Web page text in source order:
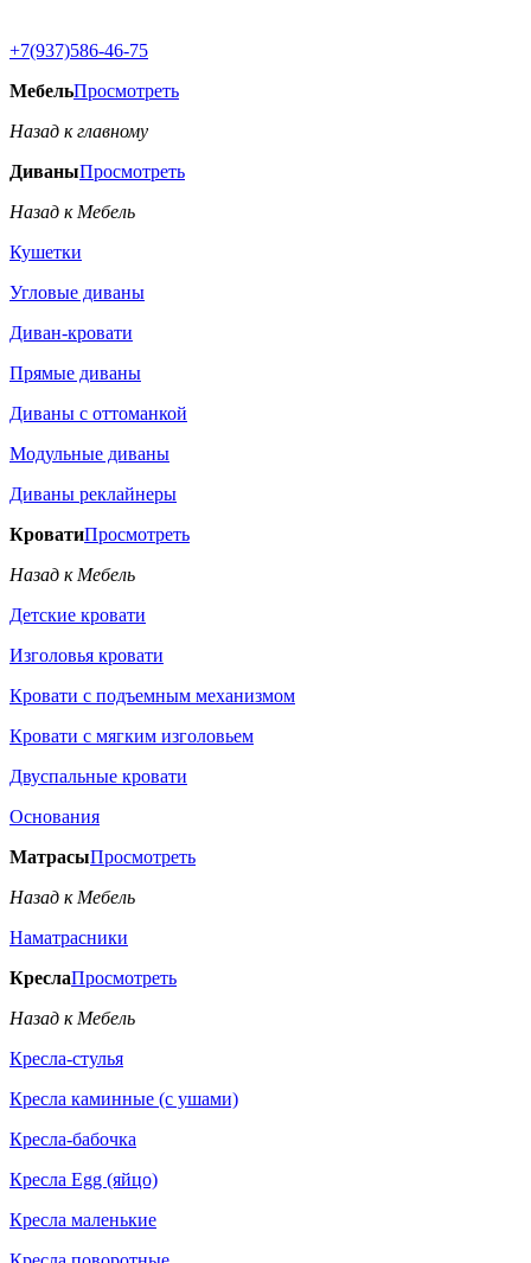
+7(937)586-46-75
МебельПросмотреть
Назад к главному
ДиваныПросмотреть
Назад к Мебель
Кушетки
Угловые диваны
Диван-кровати
Прямые диваны
Диваны с оттоманкой
Модульные диваны
Диваны реклайнеры
КроватиПросмотреть
Назад к Мебель
Детские кровати
Изголовья кровати
Кровати с подъемным механизмом
Кровати с мягким изголовьем
Двуспальные кровати
Основания
МатрасыПросмотреть
Назад к Мебель
Наматрасники
КреслаПросмотреть
Назад к Мебель
Кресла-стулья
Кресла каминные (с ушами)
Кресла-бабочка
Кресла Egg (яйцо)
Кресла маленькие